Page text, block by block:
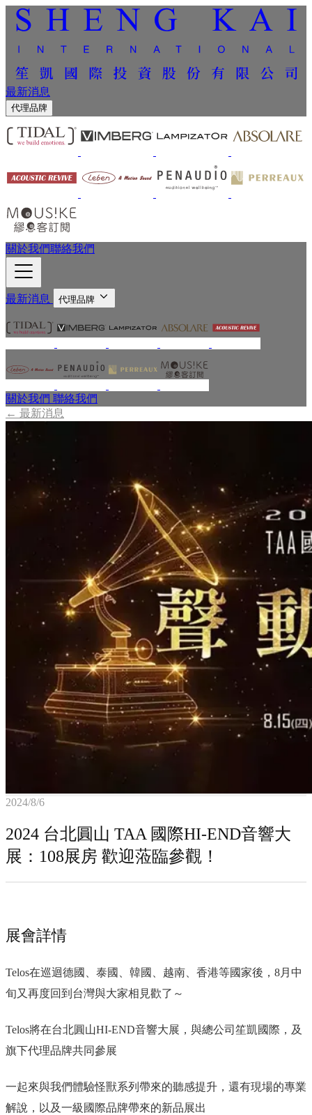
最新消息
代理品牌
關於我們聯絡我們
最新消息 代理品牌
關於我們 聯絡我們
← 最新消息
2024/8/6
2024 台北圓山 TAA 國際HI-END音響大
展：108展房 歡迎蒞臨參觀！
展會詳情
Telos在巡迴德國、泰國、韓國、越南、香港等國家後，8月中
旬又再度回到台灣與大家相見歡了～
Telos將在台北圓山HI-END音響大展，與總公司笙凱國際，及
旗下代理品牌共同參展
一起來與我們體驗怪獸系列帶來的聽感提升，還有現場的專業
解說，以及一級國際品牌帶來的新品展出